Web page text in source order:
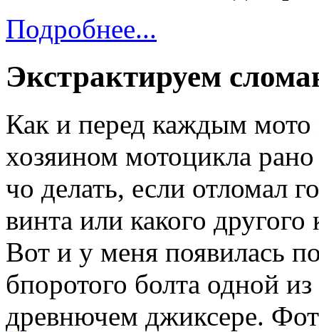
Подробнее...
Экстрактируем
Как и перед каждым
хозяином мотоцикла
чо делать, если отломал
винта или какого другого
Вот и у меня появилась
бпоротого болта одной
древнючем джиксере.